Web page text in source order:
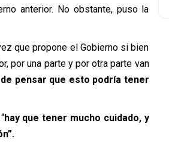
anterior. No obstante, puso la
que propone el Gobierno si bien
por una parte y por otra parte van
pensar que esto podría tener
hay que tener mucho cuidado, y